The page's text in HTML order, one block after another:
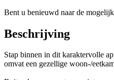
Bent u benieuwd naar de
Beschrijving
Stap binnen in dit karaktervolle
omvat een gezellige woon-/